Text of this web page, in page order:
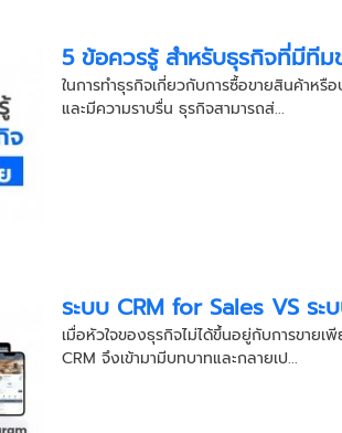
5 ข้อควรรู้ สำหรับธุรกิจที่มีทีม
ในการทำธุรกิจเกี่ยวกับการซื้อขายสินค้าหรื
และมีความราบรื่น ธุรกิจสามารถส่...
ระบบ CRM for Sales VS ร
เมื่อหัวใจของธุรกิจไม่ได้ขึ้นอยู่กับการขายเ
CRM จึงเข้ามามีบทบาทและกลายเป...